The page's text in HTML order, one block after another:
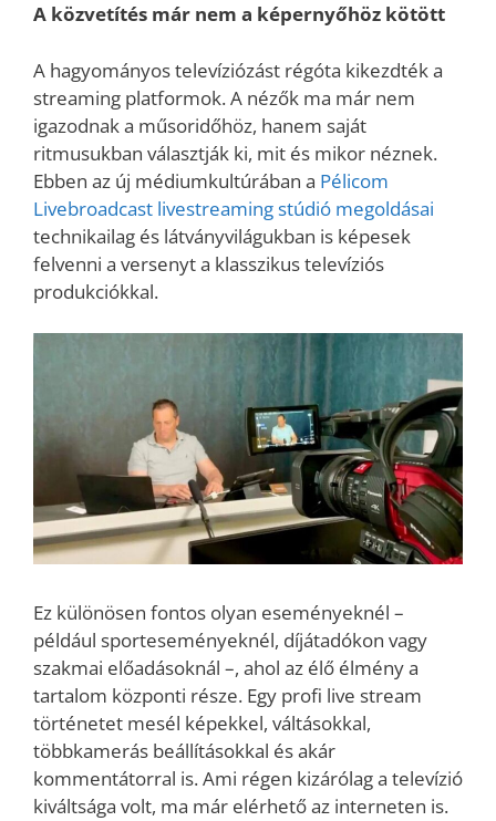
A közvetítés már nem a képernyőhöz kötött
A hagyományos televíziózást régóta kikezdték a
streaming platformok. A nézők ma már nem
igazodnak a műsoridőhöz, hanem saját
ritmusukban választják ki, mit és mikor néznek.
Ebben az új médiumkultúrában a Pélicom
Livebroadcast livestreaming stúdió megoldásai
technikailag és látványvilágukban is képesek
felvenni a versenyt a klasszikus televíziós
produkciókkal.
Ez különösen fontos olyan eseményeknél –
például sporteseményeknél, díjátadókon vagy
szakmai előadásoknál –, ahol az élő élmény a
tartalom központi része. Egy profi live stream
történetet mesél képekkel, váltásokkal,
többkamerás beállításokkal és akár
kommentátorral is. Ami régen kizárólag a televízió
kiváltsága volt, ma már elérhető az interneten is.